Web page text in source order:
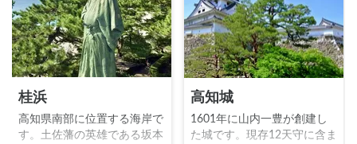
桂浜
高知県南部に位置する海岸で
す。土佐藩の英雄である坂本
高知城
1601年に山内一豊が創建し
た城です。現存12天守に含ま